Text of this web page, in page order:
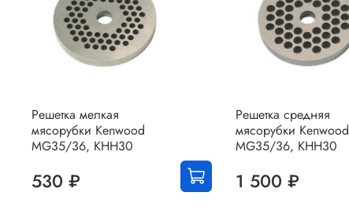
Решетка мелкая
мясорубки Kenwood
MG35/36, KHH30
530 ₽
Решетка средняя
мясорубки Kenwood
MG35/36, KHH30
1 500 ₽